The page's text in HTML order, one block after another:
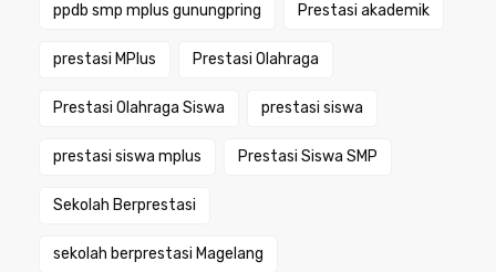
ppdb smp mplus gunungpring Prestasi akademik
prestasi MPlus Prestasi Olahraga
Prestasi Olahraga Siswa prestasi siswa
prestasi siswa mplus Prestasi Siswa SMP
Sekolah Berprestasi
sekolah berprestasi Magelang